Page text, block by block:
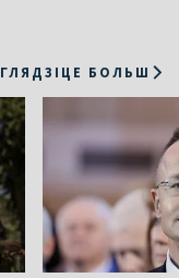
ГЛЯДЗІЦЕ БОЛЬШ